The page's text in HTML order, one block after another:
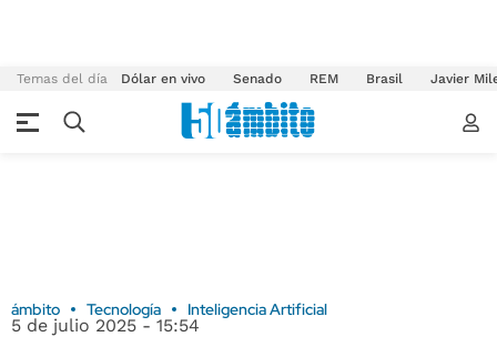
Temas del día Dólar en vivo Senado REM Brasil Javier
ámbito Tecnología Inteligencia Artificial
5 de julio 2025 - 15:54